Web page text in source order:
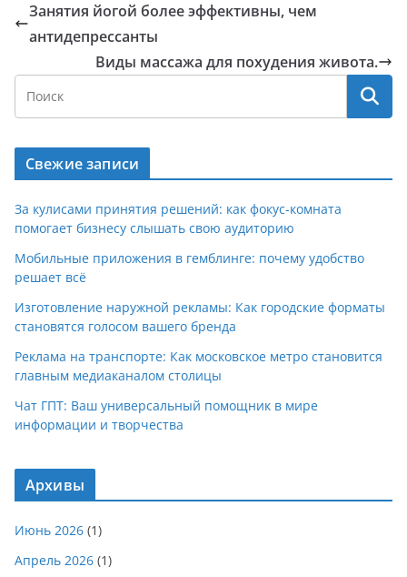
Занятия йогой более эффективны, чем
антидепрессанты
Виды массажа для похудения живота.
Свежие записи
За кулисами принятия решений: как фокус-комната
помогает бизнесу слышать свою аудиторию
Мобильные приложения в гемблинге: почему удобство
решает всё
Изготовление наружной рекламы: Как городские форматы
становятся голосом вашего бренда
Реклама на транспорте: Как московское метро становится
главным медиаканалом столицы
Чат ГПТ: Ваш универсальный помощник в мире
информации и творчества
Архивы
Июнь 2026 (1)
Апрель 2026 (1)